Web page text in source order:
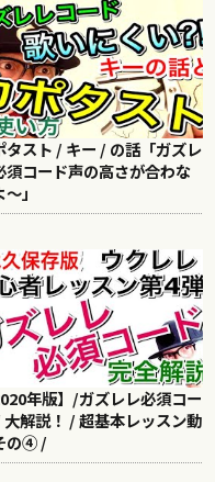
タスト / キー / の話「ガズレ
須コード声の高さが合わな
」
年版】/ガズレレ必須コー
大解説！ / 超基本レッスン動
の④ /